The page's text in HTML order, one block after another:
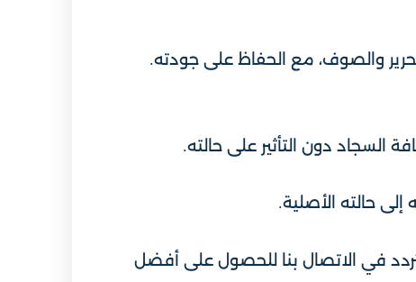
والصوف، مع الحفاظ على جودته.
دون التأثير على حالته.
حالته الأصلية.
تتردد في الاتصال بنا للحصول على أفضل